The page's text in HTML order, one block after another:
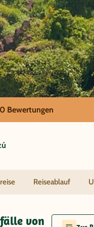
von
Bewertungen
Reiseablauf
von